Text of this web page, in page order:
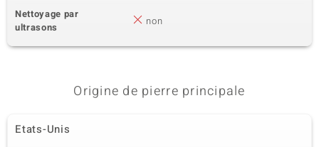
Nettoyage par
ultrasons
non
Origine de pierre principale
Etats-Unis